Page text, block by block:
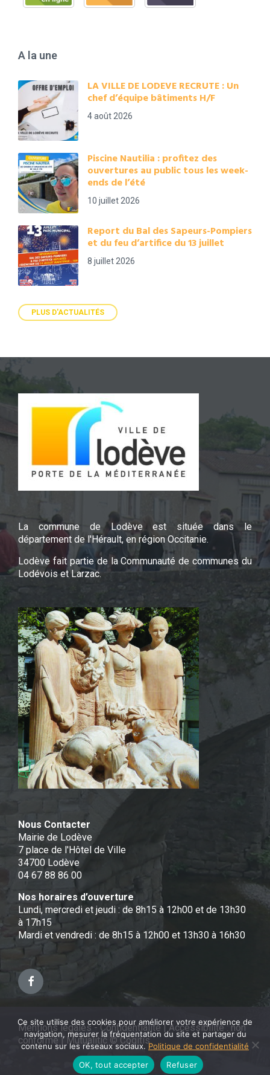
A la une
LA VILLE DE LODEVE RECRUTE : Un
chef d’équipe bâtiments H/F
4 août 2026
Piscine Nautilia : profitez des
ouvertures au public tous les week-
ends de l’été
10 juillet 2026
Report du Bal des Sapeurs-Pompiers
et du feu d’artifice du 13 juillet
8 juillet 2026
PLUS D'ACTUALITÉS
La commune de Lodève est située dans le
département de l'Hérault, en région Occitanie.
Lodève fait partie de la Communauté de communes du
Lodévois et Larzac.
Nous Contacter
Mairie de Lodève
7 place de l'Hôtel de Ville
34700 Lodève
04 67 88 86 00
Nos horaires d’ouverture
Lundi, mercredi et jeudi : de 8h15 à 12h00 et de 13h30
à 17h15
Mardi et vendredi : de 8h15 à 12h00 et 13h30 à 16h30
Facebook
Mentions légales - Confidentialité|Accessibilité : non
conforme| Mutualitic © Cogitis
Ce site utilise des cookies pour améliorer votre expérience de
navigation, mesurer la fréquentation du site et partager du
contenu sur les réseaux sociaux.Politique de confidentialité
OK, tout accepter
Refuser